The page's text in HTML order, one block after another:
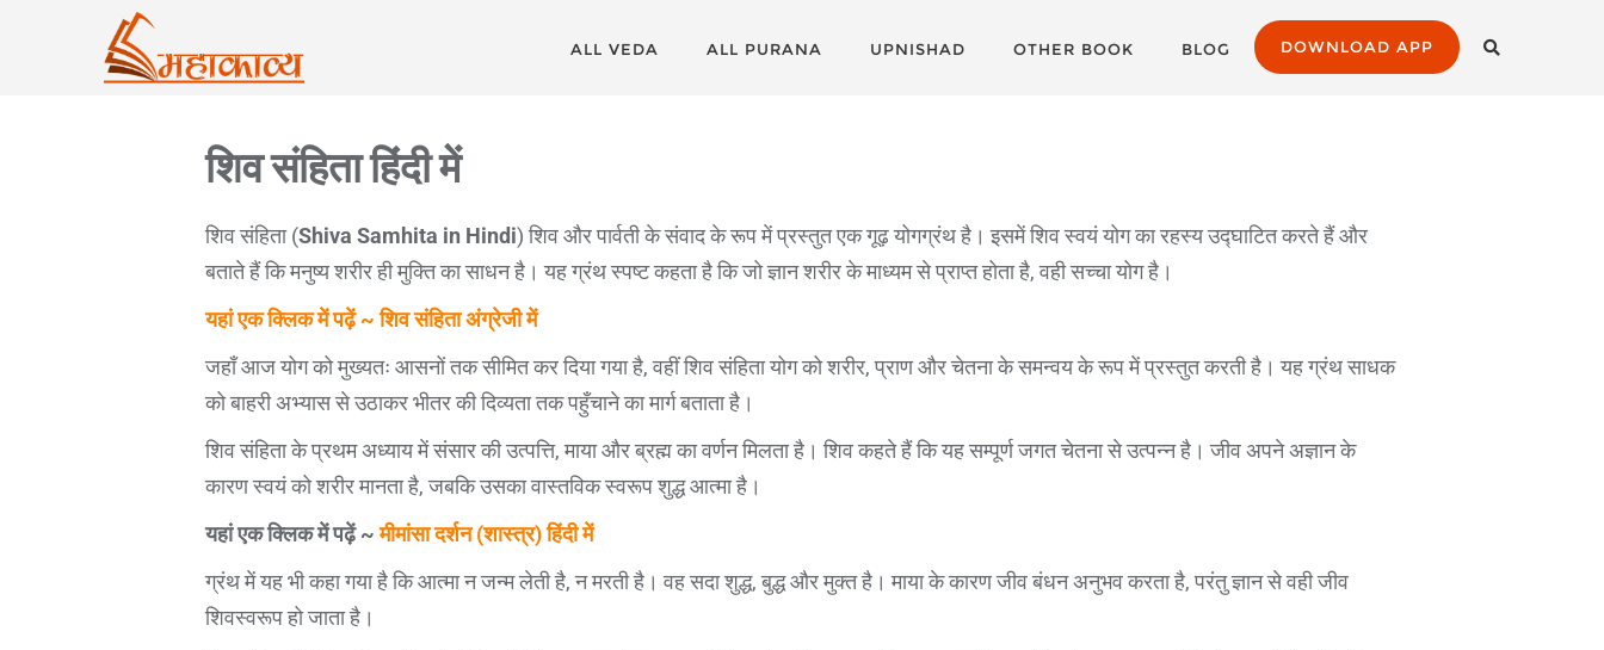
ALL VEDA ALL PURANA UPNISHAD OTHER BOOK BLOG DOWNLOAD APP
शिव संहिता हिंदी में
शिव संहिता (Shiva Samhita in Hindi) शिव और पार्वती के संवाद के रूप में प्रस्तुत एक गूढ़ योगग्रंथ है। इसमें शिव स्वयं योग का रहस्य उद्घाटित करते हैं और
बताते हैं कि मनुष्य शरीर ही मुक्ति का साधन है। यह ग्रंथ स्पष्ट कहता है कि जो ज्ञान शरीर के माध्यम से प्राप्त होता है, वही सच्चा योग है।
यहां एक क्लिक में पढ़ें ~ शिव संहिता अंग्रेजी में
जहाँ आज योग को मुख्यतः आसनों तक सीमित कर दिया गया है, वहीं शिव संहिता योग को शरीर, प्राण और चेतना के समन्वय के रूप में प्रस्तुत करती है। यह ग्रंथ साधक
को बाहरी अभ्यास से उठाकर भीतर की दिव्यता तक पहुँचाने का मार्ग बताता है।
शिव संहिता के प्रथम अध्याय में संसार की उत्पत्ति, माया और ब्रह्म का वर्णन मिलता है। शिव कहते हैं कि यह सम्पूर्ण जगत चेतना से उत्पन्न है। जीव अपने अज्ञान के
कारण स्वयं को शरीर मानता है, जबकि उसका वास्तविक स्वरूप शुद्ध आत्मा है।
यहां एक क्लिक में पढ़ें ~मीमांसा दर्शन (शास्त्र) हिंदी में
ग्रंथ में यह भी कहा गया है कि आत्मा न जन्म लेती है, न मरती है। वह सदा शुद्ध, बुद्ध और मुक्त है। माया के कारण जीव बंधन अनुभव करता है, परंतु ज्ञान से वही जीव
शिवस्वरूप हो जाता है।